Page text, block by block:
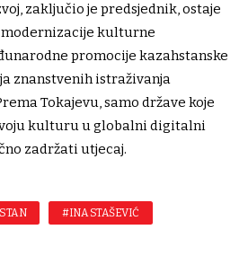
zaključio je predsjednik, ostaje
kulturne
promocije kazahstanske
znanstvenih istraživanja
Tokajevu, samo države koje
kulturu u globalni digitalni
zadržati utjecaj.
#INA STAŠEVIĆ